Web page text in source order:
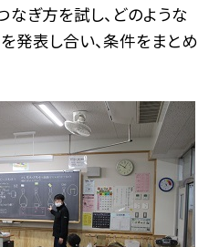
なぎ方を試し、どのような
発表し合い、条件をまとめ